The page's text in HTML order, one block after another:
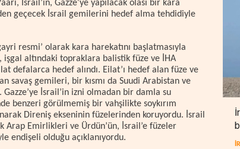
İsrail’in, Gazze'ye yapılacak olası bir kara
geçecek İsrail gemilerini hedef alma tehdidiyle
resmi’ olarak kara harekatını başlatmasıyla
altındaki topraklara balistik füze ve İHA
defalarca hedef alındı. Eilat’ı hedef alan füze ve
savaş gemileri, bir kısmı da Suudi Arabistan ve
İsrail’in izni olmadan bir damla su
benzeri görülmemiş bir vahşilikte soykırım
Direniş ekseninin füzelerinden koruyordu. İsrail
Arap Emirlikleri ve Ürdün’ün, İsrail’e füzeler
endişeli olduğu açıklanıyordu.